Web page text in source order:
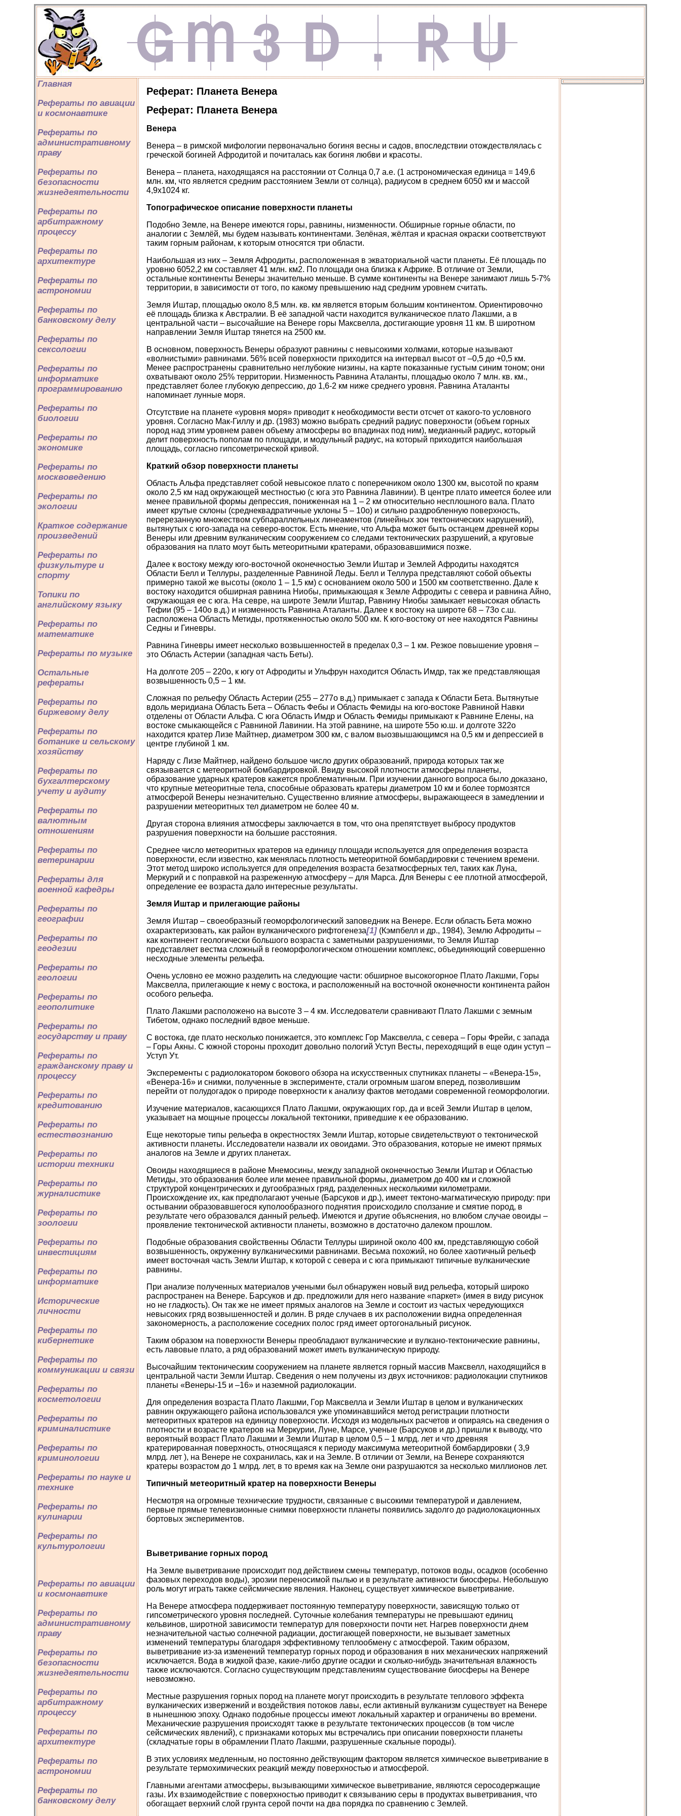
Главная
Рефераты по авиации
и космонавтике
Рефераты по
административному
праву
Рефераты по
безопасности
жизнедеятельности
Рефераты по
арбитражному
процессу
Рефераты по
архитектуре
Рефераты по
астрономии
Рефераты по
банковскому делу
Рефераты по
сексологии
Рефераты по
информатике
программированию
Рефераты по
биологии
Рефераты по
экономике
Рефераты по
москвоведению
Рефераты по
экологии
Краткое содержание
произведений
Рефераты по
физкультуре и
спорту
Топики по
английскому языку
Рефераты по
математике
Рефераты по музыке
Остальные
рефераты
Рефераты по
биржевому делу
Рефераты по
ботанике и сельскому
хозяйству
Рефераты по
бухгалтерскому
учету и аудиту
Рефераты по
валютным
отношениям
Рефераты по
ветеринарии
Рефераты для
военной кафедры
Рефераты по
географии
Рефераты по
геодезии
Рефераты по
геологии
Рефераты по
геополитике
Рефераты по
государству и праву
Рефераты по
гражданскому праву и
процессу
Рефераты по
кредитованию
Рефераты по
естествознанию
Рефераты по
истории техники
Рефераты по
журналистике
Рефераты по
зоологии
Рефераты по
инвестициям
Рефераты по
информатике
Исторические
личности
Рефераты по
кибернетике
Рефераты по
коммуникации и связи
Рефераты по
косметологии
Рефераты по
криминалистике
Рефераты по
криминологии
Рефераты по науке и
технике
Рефераты по
кулинарии
Рефераты по
культурологии
Рефераты по авиации
и космонавтике
Рефераты по
административному
праву
Рефераты по
безопасности
жизнедеятельности
Рефераты по
арбитражному
процессу
Рефераты по
архитектуре
Рефераты по
астрономии
Рефераты по
банковскому делу
Реферат: Планета Венера
Реферат: Планета Венера
Венера
Венера – в римской мифологии первоначально богиня весны и садов, впоследствии отождествлялась с
греческой богиней Афродитой и почиталась как богиня любви и красоты.
Венера – планета, находящаяся на расстоянии от Солнца 0,7 а.е. (1 астрономическая единица = 149,6
млн. км, что является средним расстоянием Земли от солнца), радиусом в среднем 6050 км и массой
4,9х1024 кг.
Топографическое описание поверхности планеты
Подобно Земле, на Венере имеются горы, равнины, низменности. Обширные горные области, по
аналогии с Землёй, мы будем называть континентами. Зелёная, жёлтая и красная окраски соответствуют
таким горным районам, к которым относятся три области.
Наибольшая из них – Земля Афродиты, расположенная в экваториальной части планеты. Её площадь по
уровню 6052,2 км составляет 41 млн. км2. По площади она близка к Африке. В отличие от Земли,
остальные континенты Венеры значительно меньше. В сумме континенты на Венере занимают лишь 5-7%
территории, в зависимости от того, по какому превышению над средним уровнем считать.
Земля Иштар, площадью около 8,5 млн. кв. км является вторым большим континентом. Ориентировочно
её площадь близка к Австралии. В её западной части находится вулканическое плато Лакшми, а в
центральной части – высочайшие на Венере горы Максвелла, достигающие уровня 11 км. В широтном
направлении Земля Иштар тянется на 2500 км.
В основном, поверхность Венеры образуют равнины с невысокими холмами, которые называют
«волнистыми» равнинами. 56% всей поверхности приходится на интервал высот от –0,5 до +0,5 км.
Менее распространены сравнительно неглубокие низины, на карте показанные густым синим тоном; они
охватывают около 25% территории. Низменность Равнина Аталанты, площадью около 7 млн. кв. км.,
представляет более глубокую депрессию, до 1,6-2 км ниже среднего уровня. Равнина Аталанты
напоминает лунные моря.
Отсутствие на планете «уровня моря» приводит к необходимости вести отсчет от какого-то условного
уровня. Согласно Мак-Гиллу и др. (1983) можно выбрать средний радиус поверхности (объем горных
пород над этим уровнем равен объему атмосферы во впадинах под ним), медианный радиус, который
делит поверхность пополам по площади, и модульный радиус, на который приходится наибольшая
площадь, согласно гипсометрической кривой.
Краткий обзор поверхности планеты
Область Альфа представляет собой невысокое плато с поперечником около 1300 км, высотой по краям
около 2,5 км над окружающей местностью (с юга это Равнина Лавинии). В центре плато имеется более или
менее правильной формы депрессия, пониженная на 1 – 2 км относительно несплошного вала. Плато
имеет крутые склоны (среднеквадратичные уклоны 5 – 10о) и сильно раздробленную поверхность,
перерезанную множеством субпараллельных линеаментов (линейных зон тектонических нарушений),
вытянутых с юго-запада на северо-восток. Есть мнение, что Альфа может быть останцем древней коры
Венеры или древним вулканическим сооружением со следами тектонических разрушений, а круговые
образования на плато моут быть метеоритными кратерами, образовавшимися позже.
Далее к востоку между юго-восточной оконечностью Земли Иштар и Землей Афродиты находятся
Области Белл и Теллуры, разделенные Равниной Леды. Белл и Теллура представляют собой объекты
примерно такой же высоты (около 1 – 1,5 км) с основанием около 500 и 1500 км соответственно. Дале к
востоку находится обширная равнина Ниобы, примыкающая к Земле Афродиты с севера и равнина Айно,
окружающая ее с юга. На севре, на широте Земли Иштар, Равнину Ниобы замыкает невысокая область
Тефии (95 – 140о в.д.) и низменность Равнина Аталанты. Далее к востоку на широте 68 – 73о с.ш.
расположена Область Метиды, протяженностью около 500 км. К юго-востоку от нее находятся Равнины
Седны и Гиневры.
Равнина Гиневры имеет несколько возвышенностей в пределах 0,3 – 1 км. Резкое повышение уровня –
это Область Астерии (западная часть Беты).
На долготе 205 – 220о, к югу от Афродиты и Ульфрун находится Область Имдр, так же представляющая
возвышенность 0,5 – 1 км.
Сложная по рельефу Область Астерии (255 – 277о в.д.) примыкает с запада к Области Бета. Вытянутые
вдоль меридиана Область Бета – Область Фебы и Область Фемиды на юго-востоке Равниной Навки
отделены от Области Альфа. С юга Область Имдр и Область Фемиды примыкают к Равнине Елены, на
востоке смыкающейся с Равниной Лавинии. На этой равнине, на широте 55о ю.ш. и долготе 322о
находится кратер Лизе Майтнер, диаметром 300 км, с валом выозвышающимся на 0,5 км и депрессией в
центре глубиной 1 км.
Наряду с Лизе Майтнер, найдено большое число других образований, природа которых так же
связывается с метеоритной бомбардировкой. Ввиду высокой плотности атмосферы планеты,
образование ударных кратеров кажется проблематичным. При изучении данного вопроса было доказано,
что крупные метеоритные тела, способные образовать кратеры диаметром 10 км и более тормозятся
атмосферой Венеры незначительно. Существенно влияние атмосферы, выражающееся в замедлении и
разрушении метеоритных тел диаметром не более 40 м.
Другая сторона влияния атмосферы заключается в том, что она препятствует выбросу продуктов
разрушения поверхности на большие расстояния.
Среднее число метеоритных кратеров на единицу площади используется для определения возраста
поверхности, если известно, как менялась плотность метеоритной бомбардировки с течением времени.
Этот метод широко используется для определения возраста безатмосферных тел, таких как Луна,
Меркурий и с поправкой на разреженную атмосферу – для Марса. Для Венеры с ее плотной атмосферой,
определение ее возраста дало интересные результаты.
Земля Иштар и прилегающие районы
Земля Иштар – своеобразный геоморфологический заповедник на Венере. Если область Бета можно
охарактеризовать, как район вулканического рифтогенеза[1] (Кэмпбелл и др., 1984), Землю Афродиты –
как континент геологически большого возраста с заметными разрушениями, то Земля Иштар
представляет вестма сложный в геоморфологическом отношении комплекс, объединяющий совершенно
несходные элементы рельефа.
Очень условно ее можно разделить на следующие части: обширное высокогорное Плато Лакшми, Горы
Максвелла, прилегающие к нему с востока, и расположенный на восточной оконечности континента район
особого рельефа.
Плато Лакшми расположено на высоте 3 – 4 км. Исследователи сравнивают Плато Лакшми с земным
Тибетом, однако последний вдвое меньше.
С востока, где плато несколько понижается, это комплекс Гор Максвелла, с севера – Горы Фрейи, с запада
– Горы Акны. С южной стороны проходит довольно пологий Уступ Весты, переходящий в еще один уступ –
Уступ Ут.
Эксперементы с радиолокатором бокового обзора на искусственных спутниках планеты – «Венера-15»,
«Венера-16» и снимки, полученные в эксперименте, стали огромным шагом вперед, позволившим
перейти от полудогадок о природе поверхности к анализу фактов методами современной геоморфологии.
Изучение материалов, касающихся Плато Лакшми, окружающих гор, да и всей Земли Иштар в целом,
указывает на мощные процессы локальной тектоники, приведшие к ее образованию.
Еще некоторые типы рельефа в окрестностях Земли Иштар, которые свидетельствуют о тектонической
активности планеты. Исследователи назвали их овоидами. Это образования, которые не имеют прямых
аналогов на Земле и других планетах.
Овоиды находящиеся в районе Мнемосины, между западной оконечностью Земли Иштар и Областью
Метиды, это образования более или менее правильной формы, диаметром до 400 км и сложной
структурой концентрических и дугообразных гряд, разделенных несколькими километрами.
Происхождение их, как предполагают ученые (Барсуков и др.), имеет тектоно-магматическую природу: при
остывании образовавшегося куполообразного поднятия происходило сползание и смятие пород, в
результате чего образовался данный рельеф. Имеются и другие объяснения, но влюбом случае овоиды –
проявление тектонической активности планеты, возможно в достаточно далеком прошлом.
Подобные образования свойственны Области Теллуры шириной около 400 км, представляющую собой
возвышенность, окруженну вулканическими равнинами. Весьма похожий, но более хаотичный рельеф
имеет восточная часть Земли Иштар, к которой с севера и с юга примыкают типичные вулканические
равнины.
При анализе полученных материалов учеными был обнаружен новый вид рельефа, который широко
распространен на Венере. Барсуков и др. предложили для него название «паркет» (имея в виду рисунок
но не гладкость). Он так же не имеет прямых аналогов на Земле и состоит из частых чередующихся
невысоких гряд возвышенностей и долин. В ряде случаев в их расположении видна определенная
закономерность, а расположение соседних полос гряд имеет ортогональный рисунок.
Таким образом на поверхности Венеры преобладают вулканические и вулкано-тектонические равнины,
есть лавовые плато, а ряд образований может иметь вулканическую природу.
Высочайшим тектоническим сооружением на планете является горный массив Максвелл, находящийся в
центральной части Земли Иштар. Сведения о нем получены из двух источников: радиолокации спутников
планеты «Венеры-15 и –16» и наземной радиолокации.
Для определения возраста Плато Лакшми, Гор Максвелла и Земли Иштар в целом и вулканических
равнин окружающего района использовался уже упоминавшийся метод регистрации плотности
метеоритных кратеров на единицу поверхности. Исходя из модельных расчетов и опираясь на сведения о
плотности и возрасте кратеров на Меркурии, Луне, Марсе, ученые (Барсуков и др.) пришли к выводу, что
вероятный возраст Плато Лакшми и Земли Иштар в целом 0,5 – 1 млрд. лет и что древняя
кратерированная поверхность, относящаяся к периоду максимума метеоритной бомбардировки ( 3,9
млрд. лет ), на Венере не сохранилась, как и на Земле. В отличии от Земли, на Венере сохраняются
кратеры возрастом до 1 млрд. лет, в то время как на Земле они разрушаются за несколько миллионов лет.
Типичный метеоритный кратер на поверхности Венеры
Несмотря на огромные технические трудности, связанные с высокими температурой и давлением,
первые прямые телевизионные снимки поверхности планеты появились задолго до радиолокационных
бортовых экспериментов.
Выветривание горных пород
На Земле выветривание происходит под действием смены температур, потоков воды, осадков (особенно
фазовых переходов воды), эрозии переносимой пылью и в результате активности биосферы. Небольшую
роль могут играть также сейсмические явления. Наконец, существует химическое выветривание.
На Венере атмосфера поддерживает постоянную температуру поверхности, зависящую только от
гипсометрического уровня по­следней. Суточные колебания температуры не превышают единиц
кельвинов, широтной зависимости температур для поверхности почти нет. Нагрев поверхности днем
незначительной частью солнечной радиации, достигающей поверхности, не вызывает заметных
изменений температуры благодаря эффективному теплообмену с атмосферой. Таким образом,
выветривание из-за изменений температур горных пород и образования в них механических напряжений
исключается. Вода в жидкой фазе, какие-либо другие осадки и сколько-нибудь значительная влажность
также исключаются. Согласно существующим представлениям существование биосферы на Венере
невозможно.
Местные разрушения горных пород на планете могут происходить в результате теплового эффекта
вулканических извержений и воздействия потоков лавы, если активный вулканизм существует на Венере
в нынешнюю эпоху. Однако подобные процессы имеют локальный характер и ограничены во времени.
Механические разрушения происходят также в результате тектонических процессов (в том числе
сейсмических явлений), с признаками которых мы встречались при описании поверхности планеты
(складчатые горы в обрамлении Плато Лакшми, разрушенные скальные породы).
В этих условиях медленным, но постоянно действующим фактором является химическое выветривание в
результате термохимических реакций между поверхностью и атмосферой.
Главными агентами атмосферы, вызывающими химическое выветривание, являются серосодержащие
газы. Их взаимодействие с поверхностью приводит к связыванию серы в продуктах выветривания, что
обогащает верхний слой грунта серой почти на два порядка по сравнению с Землей.